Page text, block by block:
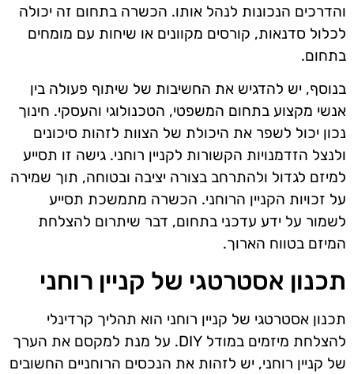
והדרכים הנכונות לנהל אותו. הכשרה בתחום זה יכולה
לכלול סדנאות, קורסים מקוונים או שיחות עם מומחים
בתחום.
בנוסף, יש להדגיש את החשיבות של שיתוף פעולה בין
אנשי מקצוע בתחום המשפטי, הטכנולוגי והעסקי. חינוך
נכון יכול לשפר את היכולת של הצוות לזהות סיכונים
ולנצל הזדמנויות הקשורות לקניין רוחני. גישה זו תסייע
למיזם לגדול ולהתרחב בצורה יציבה ובטוחה, תוך שמירה
על זכויות הקניין הרוחני. הכשרה מתמשכת תסייע
לשמור על ידע עדכני בתחום, דבר שיתרום להצלחת
המיזם בטווח הארוך.
תכנון אסטרטגי של קניין רוחני
תכנון אסטרטגי של קניין רוחני הוא תהליך קרדינלי
להצלחת מיזמים במודל DIY. על מנת למקסם את הערך
של קניין רוחני, יש לזהות את הנכסים הרוחניים החשובים